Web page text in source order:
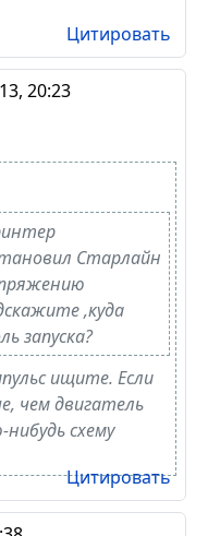
Цитировать
20:23
Старлайн
,куда
запуска?
ищите. Если
чем двигатель
схему
Цитировать